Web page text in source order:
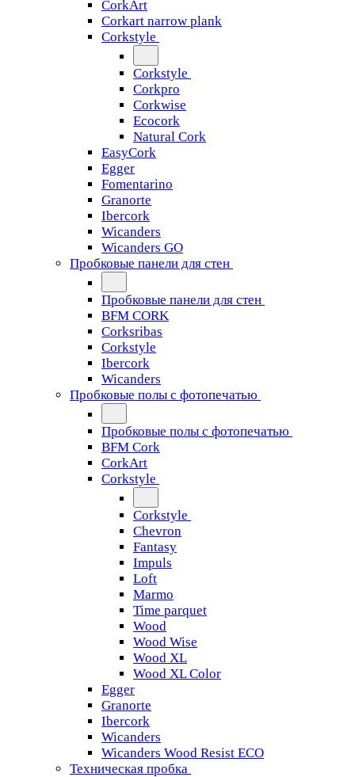
CorkArt
Corkart narrow plank
Corkstyle
Corkstyle
Corkpro
Corkwise
Ecocork
Natural Cork
EasyCork
Egger
Fomentarino
Granorte
Ibercork
Wicanders
Wicanders GO
Пробковые панели для стен
Пробковые панели для стен
BFM CORK
Corksribas
Corkstyle
Ibercork
Wicanders
Пробковые полы с фотопечатью
Пробковые полы с фотопечатью
BFM Cork
CorkArt
Corkstyle
Corkstyle
Chevron
Fantasy
Impuls
Loft
Marmo
Time parquet
Wood
Wood Wise
Wood XL
Wood XL Color
Egger
Granorte
Ibercork
Wicanders
Wicanders Wood Resist ECO
Техническая пробка